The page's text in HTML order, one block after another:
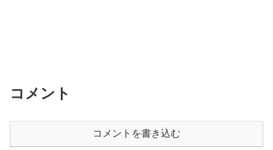
コメント
コメントを書き込む